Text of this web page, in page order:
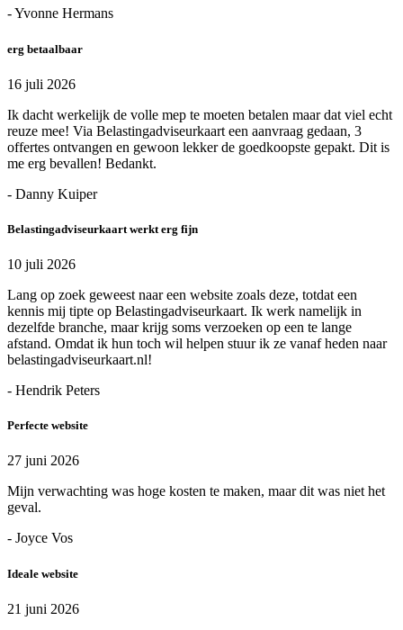
- Yvonne Hermans
erg betaalbaar
16 juli 2026
Ik dacht werkelijk de volle mep te moeten betalen maar dat viel echt
reuze mee! Via Belastingadviseurkaart een aanvraag gedaan, 3
offertes ontvangen en gewoon lekker de goedkoopste gepakt. Dit is
me erg bevallen! Bedankt.
- Danny Kuiper
Belastingadviseurkaart werkt erg fijn
10 juli 2026
Lang op zoek geweest naar een website zoals deze, totdat een
kennis mij tipte op Belastingadviseurkaart. Ik werk namelijk in
dezelfde branche, maar krijg soms verzoeken op een te lange
afstand. Omdat ik hun toch wil helpen stuur ik ze vanaf heden naar
belastingadviseurkaart.nl!
- Hendrik Peters
Perfecte website
27 juni 2026
Mijn verwachting was hoge kosten te maken, maar dit was niet het
geval.
- Joyce Vos
Ideale website
21 juni 2026